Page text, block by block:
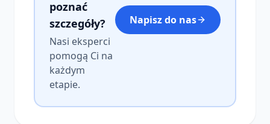
poznać
szczegóły?
Nasi eksperci
pomogą Ci na
każdym
etapie.
Napisz do nas